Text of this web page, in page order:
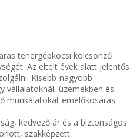
tehergépkocsi kölcsönző
Az eltelt évek alatt jelentős
Kisebb-nagyobb
vállalatoknál, üzemekben és
munkálatokat emelőkosaras
kedvező ár és a biztonságos
szakképzett